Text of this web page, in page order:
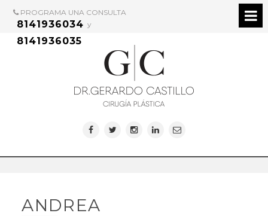
PROGRAMA UNA CONSULTA
8141936034 y
8141936035
ANDREA